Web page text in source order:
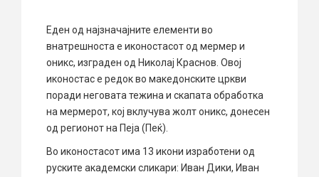
Еден од најзначајните елементи во
внатрешноста е иконостасот од мермер и
оникс, изграден од Николај Краснов. Овој
иконостас е редок во македонските цркви
поради неговата тежина и скапата обработка
на мермерот, кој вклучува жолт оникс, донесен
од регионот на Пеја (Пеќ).
Во иконостасот има 13 икони изработени од
руските академски сликари: Иван Дики, Иван